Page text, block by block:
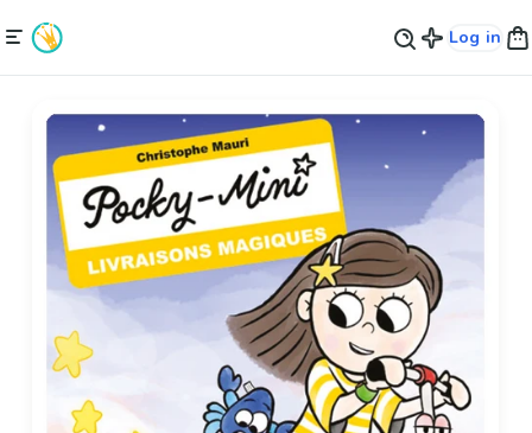
Log in